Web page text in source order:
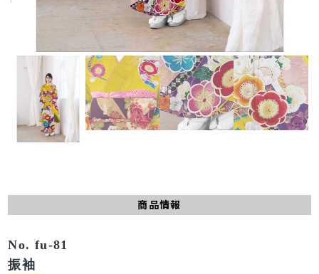
商品情報
No. fu-81
振袖